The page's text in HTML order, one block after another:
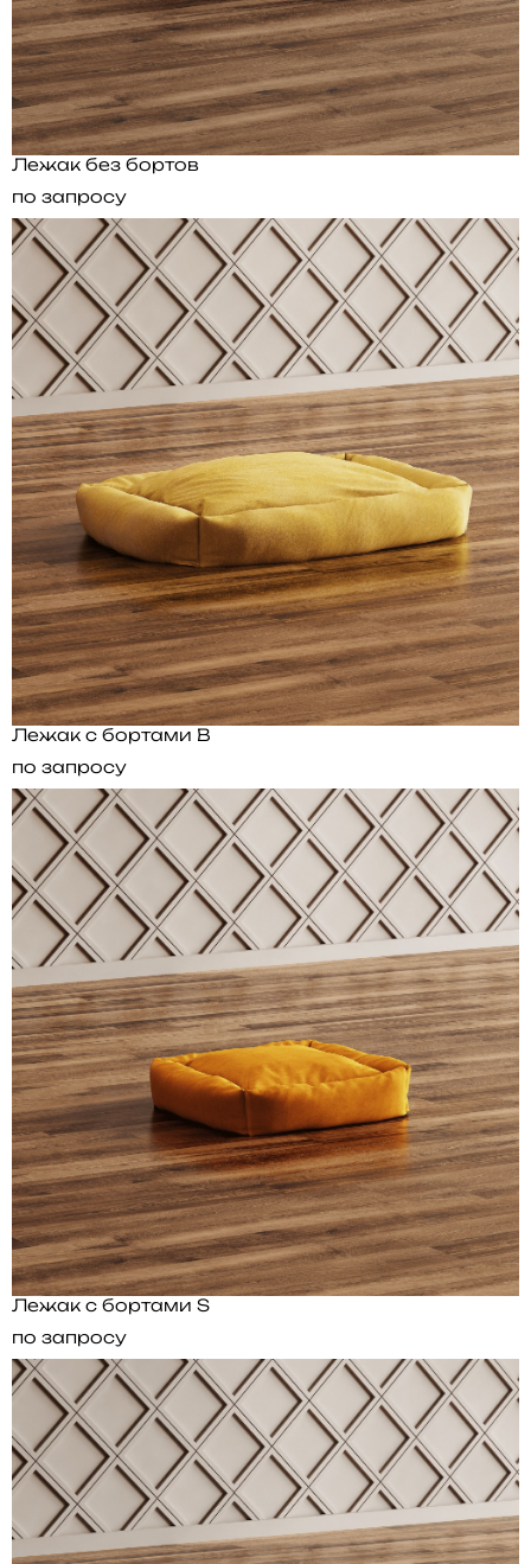
Лежак без бортов
по запросу
Лежак с бортами B
по запросу
Лежак с бортами S
по запросу